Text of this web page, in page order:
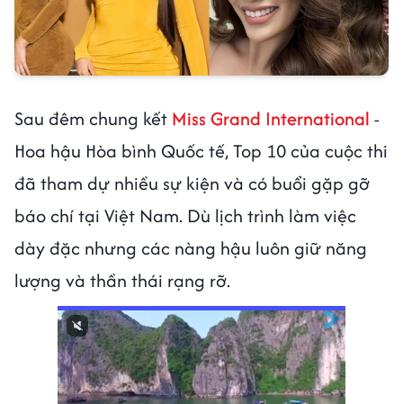
Sau đêm chung kết Miss Grand International -
Hoa hậu Hòa bình Quốc tế, Top 10 của cuộc thi
đã tham dự nhiều sự kiện và có buổi gặp gỡ
báo chí tại Việt Nam. Dù lịch trình làm việc
dày đặc nhưng các nàng hậu luôn giữ năng
lượng và thần thái rạng rỡ.